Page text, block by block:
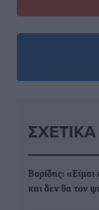
ΣΧΕΤΙΚΆ
Βορίδης:
και δεν θα τον